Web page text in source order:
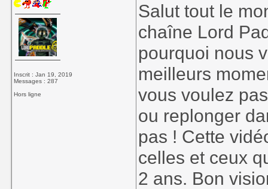
Inscrit : Jan 19, 2019
Messages : 287
Hors ligne
Salut tout le
chaîne Lord
pourquoi nous
meilleurs
vous voulez
ou replonger
pas ! Cette
celles et ceux
2 ans. Bon